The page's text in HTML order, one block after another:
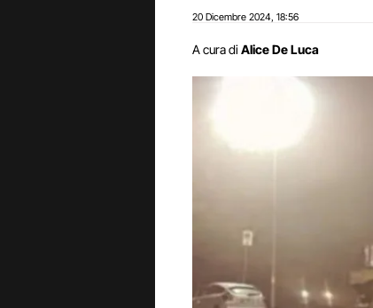
20 Dicembre 2024 18:56
A cura di Alice De Luca